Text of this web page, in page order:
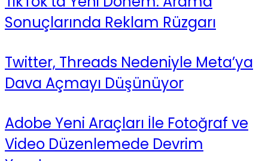
Sonuçlarında Reklam Rüzgarı
Twitter, Threads Nedeniyle Meta’ya
Dava Açmayı Düşünüyor
Adobe Yeni Araçları İle Fotoğraf ve
Video Düzenlemede Devrim